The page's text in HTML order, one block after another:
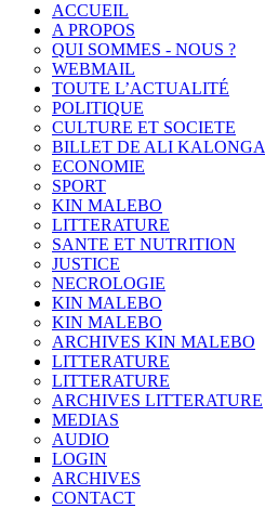
ACCUEIL
A PROPOS
QUI SOMMES - NOUS ?
WEBMAIL
TOUTE L’ACTUALITÉ
POLITIQUE
CULTURE ET SOCIETE
BILLET DE ALI KALONGA
ECONOMIE
SPORT
KIN MALEBO
LITTERATURE
SANTE ET NUTRITION
JUSTICE
NECROLOGIE
KIN MALEBO
KIN MALEBO
ARCHIVES KIN MALEBO
LITTERATURE
LITTERATURE
ARCHIVES LITTERATURE
MEDIAS
AUDIO
LOGIN
ARCHIVES
CONTACT